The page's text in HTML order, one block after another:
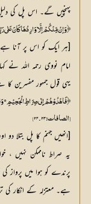
پہنچیں گے۔ اس پل کی
﴿ وَ اِنْ مِّنْکُمْ اِلَّا وَارِدُھَا کَانَ عَلٰی
[ہر ایک کو اس پر آنا ہے،
امام نووی رحمہ اللہ
یہی قول جمہور مفسرین
﴿فَاھْدُوْھُمْ اِِلٰی صِرَاطِ الْجَحِیْمِ*
[الصافات: ۲۳۔۲۴]
[انھیں جہنم کا پل بتلا دو
یہ صراط ناممکن نہیں ،
پرندے کو ہوا میں
ہے۔ معتزلہ کے انکار